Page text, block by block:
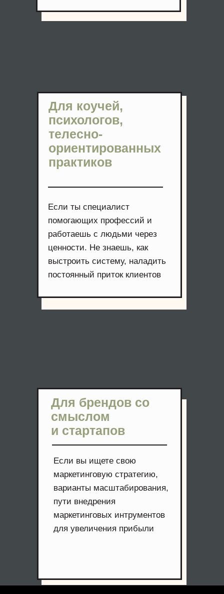
Если ты специалист
помогающих профессий и
работаешь с людьми через
ценности. Не знаешь, как
выстроить систему, наладить
постоянный приток клиентов
Для коучей,
психологов,
телесно-
ориентированных
практиков
Если вы ищете свою
маркетинговую стратегию,
варианты масштабирования,
пути внедрения
маркетинговых интрументов
для увеличения прибыли
Для брендов со
смыслом
и стартапов